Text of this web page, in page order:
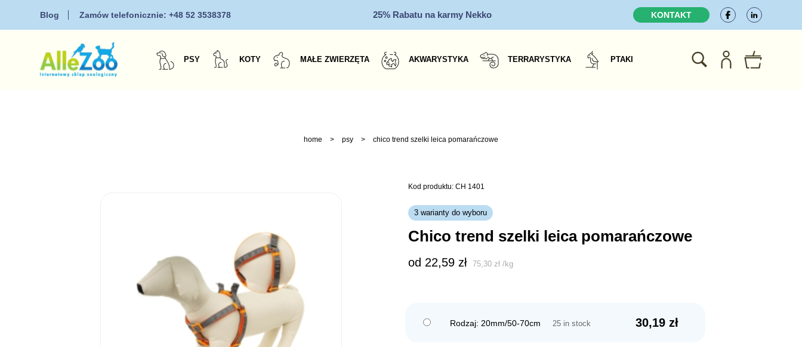
Blog Zamów telefonicznie:+48 52 3538378 25% Rabatu na karmy Nekko KONTAKT
PSY KOTY MAŁE ZWIERZĘTA AKWARYSTYKA TERRARYSTYKA PTAKI
home > psy > chico trend szelki leica pomarańczowe
Kod produktu: CH 1401
3 warianty do wyboru
chico trend szelki leica pomarańczowe
od 22,59 zł 75,30 zł /kg
Rodzaj: 20mm/50-70cm 30,19 zł
25 in stock